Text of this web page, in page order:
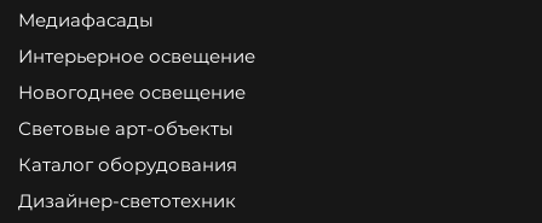
Медиафасады
Интерьерное освещение
Новогоднее освещение
Световые арт-объекты
Каталог оборудования
Дизайнер-светотехник